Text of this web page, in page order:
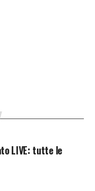
LIVE: tutte le